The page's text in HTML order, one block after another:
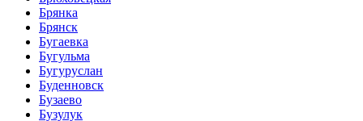
Брянка
Брянск
Бугаевка
Бугульма
Бугуруслан
Буденновск
Бузаево
Бузулук